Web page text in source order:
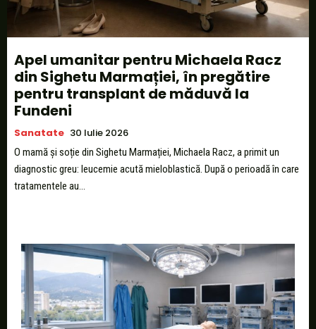
Apel umanitar pentru Michaela Racz
din Sighetu Marmației, în pregătire
pentru transplant de măduvă la
Fundeni
Sanatate 30 Iulie 2026
O mamă și soție din Sighetu Marmației, Michaela Racz, a primit un
diagnostic greu: leucemie acută mieloblastică. După o perioadă în care
tratamentele au...